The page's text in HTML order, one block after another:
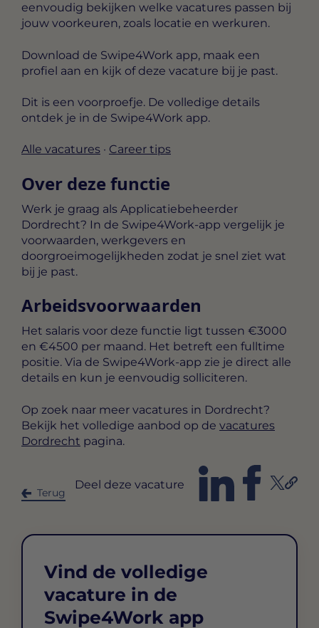
eenvoudig bekijken welke vacatures passen bij
jouw voorkeuren, zoals locatie en werkuren.
Download de Swipe4Work app, maak een
profiel aan en kijk of deze vacature bij je past.
Dit is een voorproefje. De volledige details
ontdek je in de Swipe4Work app.
Alle vacatures · Career tips
Over deze functie
Werk je graag als Applicatiebeheerder
Dordrecht? In de Swipe4Work-app vergelijk je
voorwaarden, werkgevers en
doorgroeimogelijkheden zodat je snel ziet wat
bij je past.
Arbeidsvoorwaarden
Het salaris voor deze functie ligt tussen €3000
en €4500 per maand. Het betreft een fulltime
positie. Via de Swipe4Work-app zie je direct alle
details en kun je eenvoudig solliciteren.
Op zoek naar meer vacatures in Dordrecht?
Bekijk het volledige aanbod op de vacatures
Dordrecht pagina.
Terug
Deel deze vacature
Vind de volledige
vacature in de
Swipe4Work app